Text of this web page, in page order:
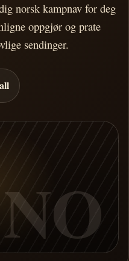
norsk kampnav for deg
oppgjør og prate
sendinger.
NO